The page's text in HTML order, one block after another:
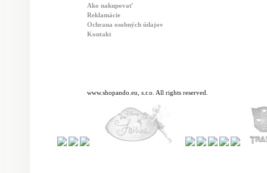
Ako nakupovať
Reklamácie
Ochrana osobných údajov
Kontakt
www.shopando.eu, s.r.o. All rights reserved.